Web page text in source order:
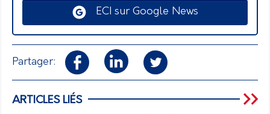
ECI sur Google News
Partager:
ARTICLES LIÉS